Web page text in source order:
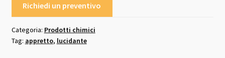
Richiedi un preventivo
Categoria: Prodotti chimici
Tag: appretto, lucidante